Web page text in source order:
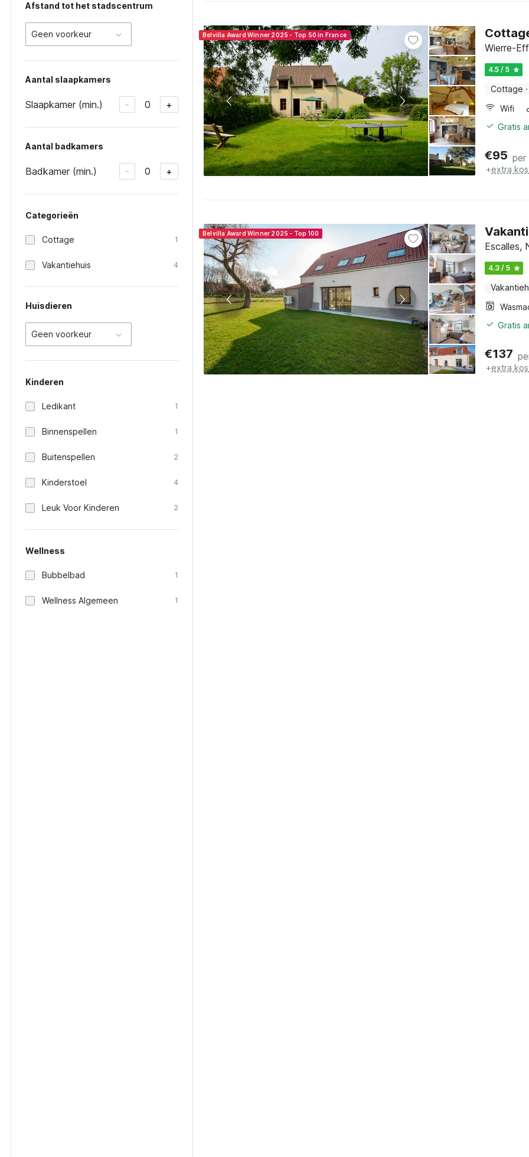
Afstand tot het stadscentrum
Geen voorkeur
Aantal slaapkamers
Slaapkamer (min.) - 0 +
Aantal badkamers
Badkamer (min.) - 0 +
Categorieën
Cottage 1
Vakantiehuis 4
Huisdieren
Geen voorkeur
Kinderen
Ledikant 1
Binnenspellen 1
Buitenspellen 2
Kinderstoel 4
Leuk Voor Kinderen 2
Wellness
Bubbelbad 1
Wellness Algemeen 1
Belvilla Award Winner 2025 - Top 50 in France
Wierre-
4.5 / 5
Cottage ·
Wifi
Gratis
€95 per
+extra
Belvilla Award Winner 2025 - Top 100
Escalles,
4.3 / 5
Gratis
€137
+extra